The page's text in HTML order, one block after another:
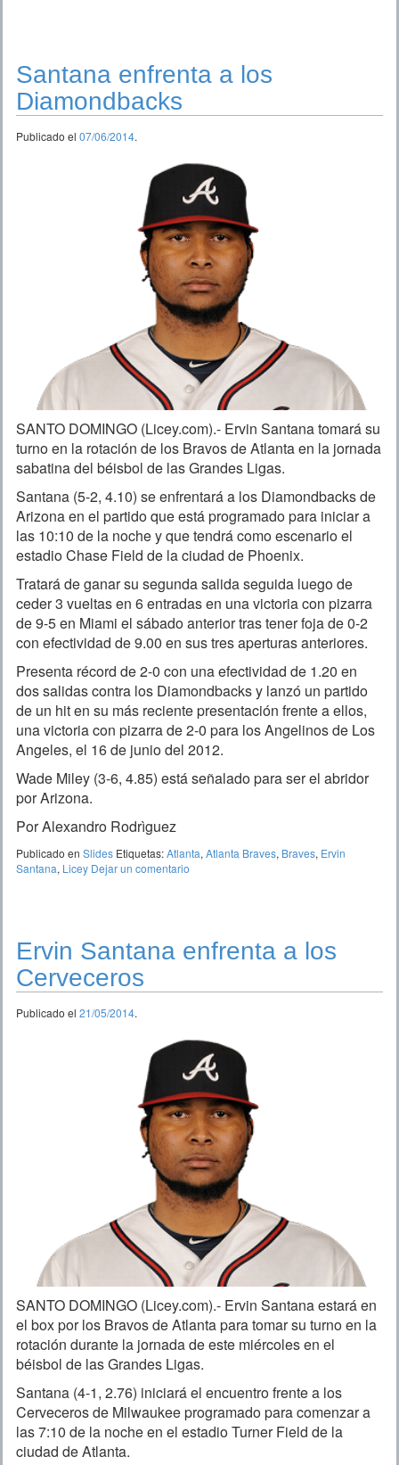
Santana enfrenta a los
Diamondbacks
Publicado el 07/06/2014.
SANTO DOMINGO (Licey.com).- Ervin Santana tomará su
turno en la rotación de los Bravos de Atlanta en la jornada
sabatina del béisbol de las Grandes Ligas.
Santana (5-2, 4.10) se enfrentará a los Diamondbacks de
Arizona en el partido que está programado para iniciar a
las 10:10 de la noche y que tendrá como escenario el
estadio Chase Field de la ciudad de Phoenix.
Tratará de ganar su segunda salida seguida luego de
ceder 3 vueltas en 6 entradas en una victoria con pizarra
de 9-5 en Miami el sábado anterior tras tener foja de 0-2
con efectividad de 9.00 en sus tres aperturas anteriores.
Presenta récord de 2-0 con una efectividad de 1.20 en
dos salidas contra los Diamondbacks y lanzó un partido
de un hit en su más reciente presentación frente a ellos,
una victoria con pizarra de 2-0 para los Angelinos de Los
Angeles, el 16 de junio del 2012.
Wade Miley (3-6, 4.85) está señalado para ser el abridor
por Arizona.
Por Alexandro Rodrìguez
Publicado en Slides Etiquetas:Atlanta, Atlanta Braves, Braves, Ervin
Santana, Licey Dejar un comentario
Ervin Santana enfrenta a los
Cerveceros
Publicado el 21/05/2014.
SANTO DOMINGO (Licey.com).- Ervin Santana estará en
el box por los Bravos de Atlanta para tomar su turno en la
rotación durante la jornada de este miércoles en el
béisbol de las Grandes Ligas.
Santana (4-1, 2.76) iniciará el encuentro frente a los
Cerveceros de Milwaukee programado para comenzar a
las 7:10 de la noche en el estadio Turner Field de la
ciudad de Atlanta.